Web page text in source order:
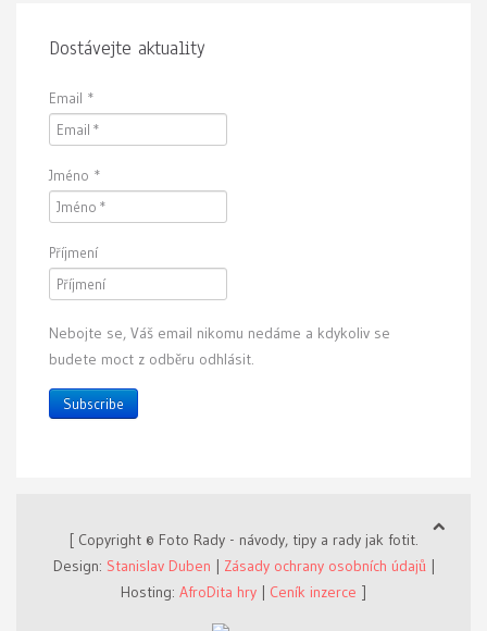
Dostávejte aktuality
Email *
Jméno *
Příjmení
Nebojte se, Váš email nikomu nedáme a kdykoliv se
budete moct z odběru odhlásit.
Subscribe
[ Copyright © Foto Rady - návody, tipy a rady jak fotit.
Design: Stanislav Duben Zásady ochrany osobních údajů|
Hosting: AfroDita hry Ceník inzerce ]